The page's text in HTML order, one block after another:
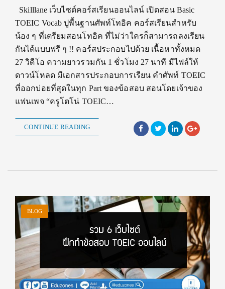
Skilllane เว็บไซต์คอร์สเรียนออนไลน์ เปิดสอน Basic
TOEIC Vocab ปูพื้นฐานศัพท์โทอิค คอร์สเรียนสำหรับ
น้อง ๆ ที่เตรียมสอนโทอิค ที่ไม่ว่าใครก็สามารถลงเรียน
กันได้แบบฟรี ๆ !! คอร์สประกอบไปด้วย เนื้อหาทั้งหมด
27 วิดีโอ ความยาวรวมกัน 1 ชั่วโมง 27 นาที มีไฟล์ให้
ดาวน์โหลด มีเอกสารประกอบการเรียน คำศัพท์ TOEIC
ที่ออกบ่อยที่สุดในทุก Part ของข้อสอบ สอนโดยเจ้าของ
แฟนเพจ “ครูโตโน่ TOEIC…
CONTINUE READING
BLOG